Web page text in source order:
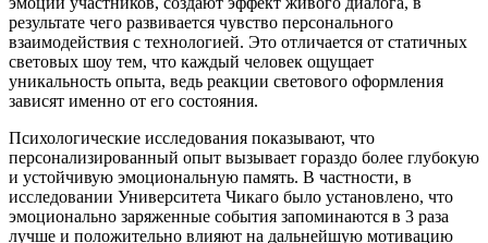
результате чего развивается чувство персонального
взаимодействия с технологией. Это отличается от статичных
световых шоу тем, что каждый человек ощущает
уникальность опыта, ведь реакции светового оформления
зависят именно от его состояния.
Психологические исследования показывают, что
персонализированный опыт вызывает гораздо более глубокую
и устойчивую эмоциональную память. В частности, в
исследовании Университета Чикаго было установлено, что
эмоционально заряженные события запоминаются в 3 раза
лучше и положительно влияют на дальнейшую мотивацию